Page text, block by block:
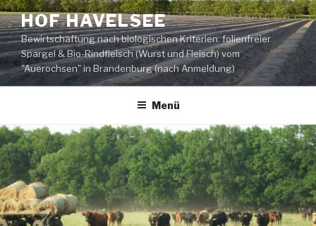
Zum
Inhalt
springen
HOF HAVELSEE
Bewirtschaftung nach biologischen Kriterien: folienfreier
Spargel & Bio-Rindfleisch (Wurst und Fleisch) vom
"Auerochsen" in Brandenburg (nach Anmeldung)
Menü